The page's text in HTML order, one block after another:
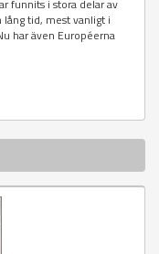
funnits i stora delar av
tid, mest vanligt i
har även Européerna